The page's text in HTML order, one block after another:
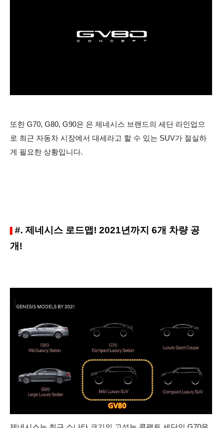
또한 G70, G80, G90은 은 제네시스 브랜드의 세단 라인업으
로 최근 자동차 시장에서 대세라고 할 수 있는 SUV가 절실하
게 필요한 상황입니다.
#. 제네시스 로드맵! 2021년까지 6개 차량 공
개!